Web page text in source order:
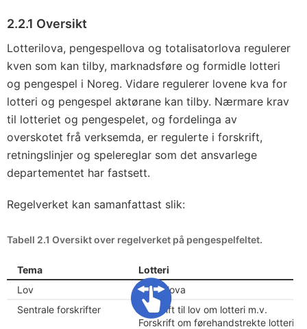
2.2.1 Oversikt
Lotterilova, pengespellova og totalisatorlova regulerer
kven som kan tilby, marknadsføre og formidle lotteri
og pengespel i Noreg. Vidare regulerer lovene kva for
lotteri og pengespel aktørane kan tilby. Nærmare krav
til lotteriet og pengespelet, og fordelinga av
overskotet frå verksemda, er regulerte i forskrift,
retningslinjer og spelereglar som det ansvarlege
departementet har fastsett.
Regelverket kan samanfattast slik:
Tabell 2.1 Oversikt over regelverket på pengespelfeltet.
Tema
Lotteri
Lov
Lotterilova
Sentrale forskrifter
Forskrift til lov om lotteri m.v.
Forskrift om førehandstrekte lotteri